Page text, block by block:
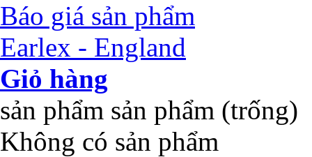
Báo giá sản phẩm
Earlex - England
Giỏ hàng
sản phẩm sản phẩm (trống)
Không có sản phẩm